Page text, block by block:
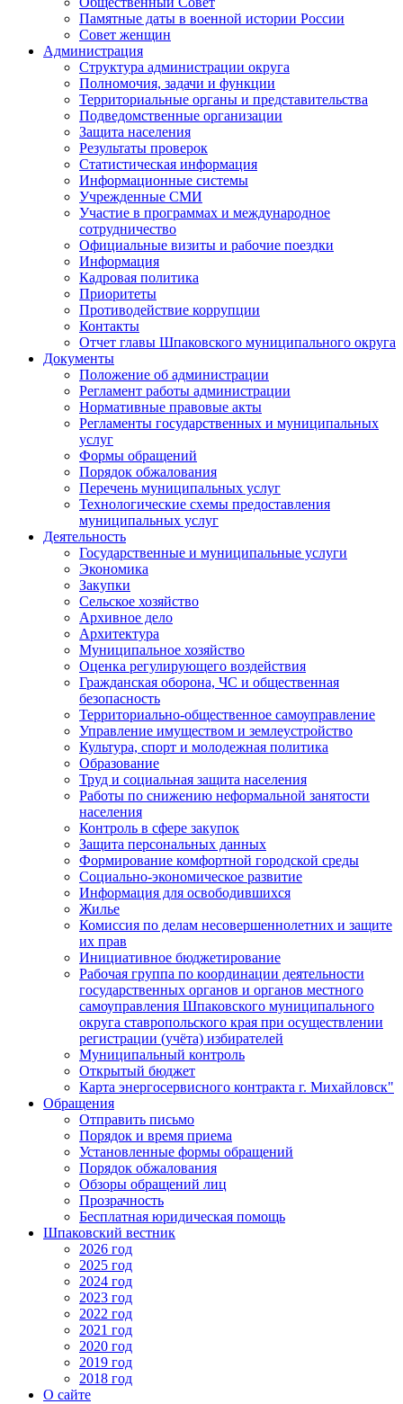
Памятные даты в военной истории России
Совет женщин
Администрация
Структура администрации округа
Полномочия, задачи и функции
Территориальные органы и представительства
Подведомственные организации
Защита населения
Результаты проверок
Статистическая информация
Информационные системы
Учрежденные СМИ
Участие в программах и международное
сотрудничество
Официальные визиты и рабочие поездки
Информация
Кадровая политика
Приоритеты
Противодействие коррупции
Контакты
Отчет главы Шпаковского муниципального округа
Документы
Положение об администрации
Регламент работы администрации
Нормативные правовые акты
Регламенты государственных и муниципальных
услуг
Формы обращений
Порядок обжалования
Перечень муниципальных услуг
Технологические схемы предоставления
муниципальных услуг
Деятельность
Государственные и муниципальные услуги
Экономика
Закупки
Сельское хозяйство
Архивное дело
Архитектура
Муниципальное хозяйство
Оценка регулирующего воздействия
Гражданская оборона, ЧС и общественная
безопасность
Территориально-общественное самоуправление
Управление имуществом и землеустройство
Культура, спорт и молодежная политика
Образование
Труд и социальная защита населения
Работы по снижению неформальной занятости
населения
Контроль в сфере закупок
Защита персональных данных
Формирование комфортной городской среды
Социально-экономическое развитие
Информация для освободившихся
Жилье
Комиссия по делам несовершеннолетних и защите
их прав
Инициативное бюджетирование
Рабочая группа по координации деятельности
государственных органов и органов местного
самоуправления Шпаковского муниципального
округа ставропольского края при осуществлении
регистрации (учёта) избирателей
Муниципальный контроль
Открытый бюджет
Карта энергосервисного контракта г. Михайловск"
Обращения
Отправить письмо
Порядок и время приема
Установленные формы обращений
Порядок обжалования
Обзоры обращений лиц
Прозрачность
Бесплатная юридическая помощь
Шпаковский вестник
2026 год
2025 год
2024 год
2023 год
2022 год
2021 год
2020 год
2019 год
2018 год
О сайте